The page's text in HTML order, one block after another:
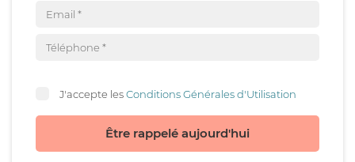
J'accepte lesConditions Générales d'Utilisation
Être rappelé aujourd'hui